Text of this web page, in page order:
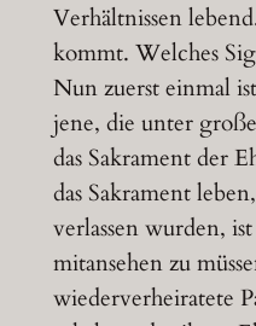
Verhältnissen
kommt. Welches
Nun zuerst einmal
jene, die unter
das Sakrament der
das Sakrament
verlassen wurden,
mitansehen zu
wiederverheiratete